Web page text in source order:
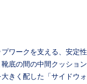
ワークを支える、安定性
底の間の中間クッション
きく配した「サイドウォ